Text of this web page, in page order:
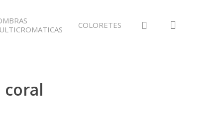
COLORETES